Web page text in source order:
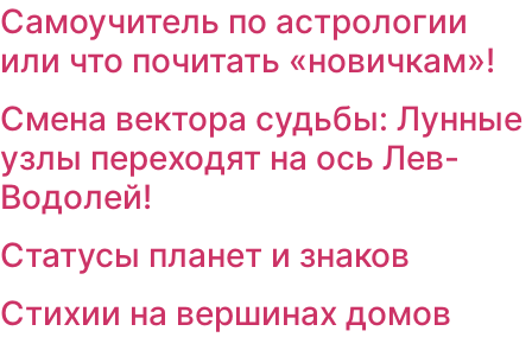
Самоучитель по астрологии
или что почитать «новичкам»!
Смена вектора судьбы: Лунные
узлы переходят на ось Лев-
Водолей!
Статусы планет и знаков
Стихии на вершинах домов